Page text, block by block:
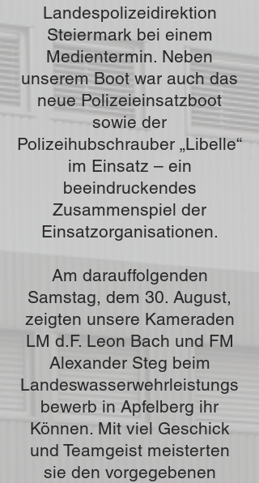
Landespolizeidirektion
Steiermark bei einem
Medientermin. Neben
unserem Boot war auch das
neue Polizeieinsatzboot
sowie der
Polizeihubschrauber „Libelle“
im Einsatz – ein
beeindruckendes
Zusammenspiel der
Einsatzorganisationen.
Am darauffolgenden
Samstag, dem 30. August,
zeigten unsere Kameraden
LM d.F. Leon Bach und FM
Alexander Steg beim
Landeswasserwehrleistungs
bewerb in Apfelberg ihr
Können. Mit viel Geschick
und Teamgeist meisterten
sie den vorgegebenen